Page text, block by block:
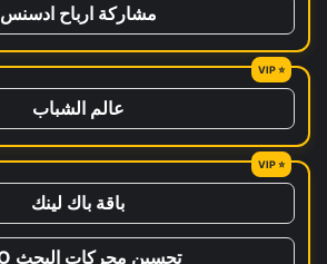
مشاركة ارباح ادسنس
عالم الشباب
باقة باك لينك
تحسين محركات البحث SEO